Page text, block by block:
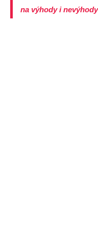
na výhody i nevýhody